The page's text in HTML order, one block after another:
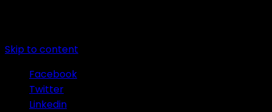
Skip to content
Facebook
Twitter
Linkedin